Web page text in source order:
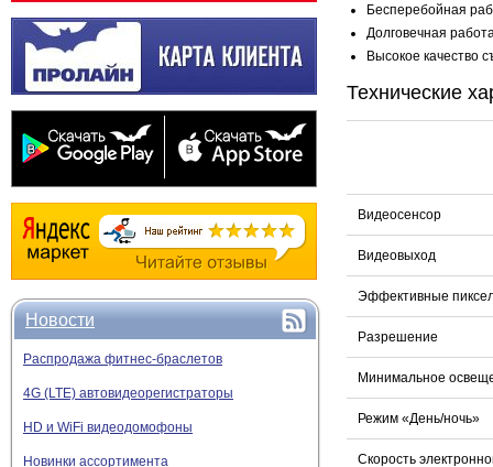
Новости
Распродажа фитнес-браслетов
4G (LTE) автовидеорегистраторы
HD и WiFi видеодомофоны
Новинки ассортимента
Бесперебойная
Долговечная
Высокое качество
Технические
Видеосенсор
Видеовыход
Эффективные
Разрешение
Минимальное
Режим «День/ночь»
Скорость